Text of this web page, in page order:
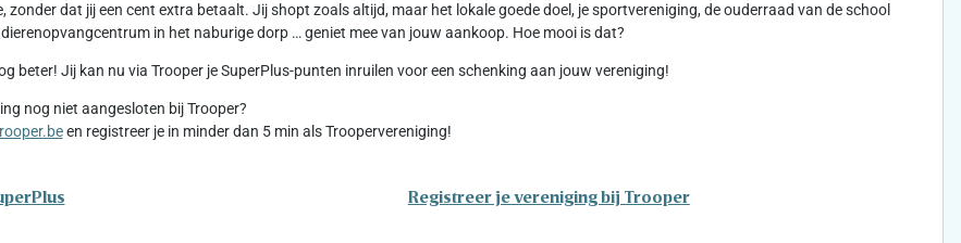
zonder dat jij een cent extra betaalt. Jij shopt zoals altijd, maar het lokale goede doel, je sportvereniging, de ouderraad van de school
in het naburige dorp … geniet mee van jouw aankoop. Hoe mooi is dat?
beter! Jij kan nu via Trooper je SuperPlus-punten inruilen voor een schenking aan jouw vereniging!
nog niet aangesloten bij Trooper?
en registreer je in minder dan 5 min als Troopervereniging!
Registreer je vereniging bij Trooper